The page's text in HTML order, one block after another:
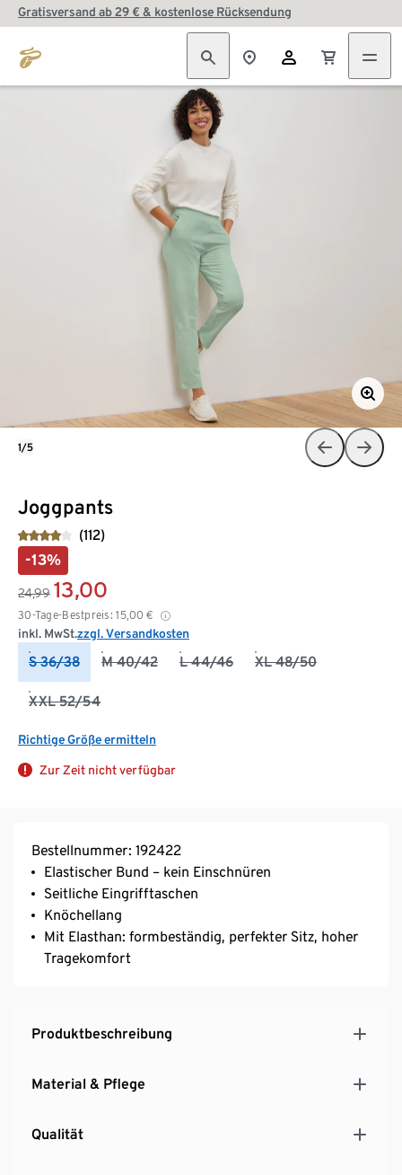
Gratisversand ab 29 € & kostenlose Rücksendung
Joggpants
(112)
-13%
24,99 13,00
30-Tage-Bestpreis: 15,00 €
inkl. MwSt.zzgl. Versandkosten
S 36/38 M 40/42 L 44/46 XL 48/50
XXL 52/54
Richtige Größe ermitteln
Zur Zeit nicht verfügbar
1/5
Bestellnummer: 192422
Elastischer Bund – kein Einschnüren
Seitliche Eingrifftaschen
Knöchellang
Mit Elasthan: formbeständig, perfekter Sitz, hoher
Tragekomfort
Produktbeschreibung
Material & Pflege
Qualität